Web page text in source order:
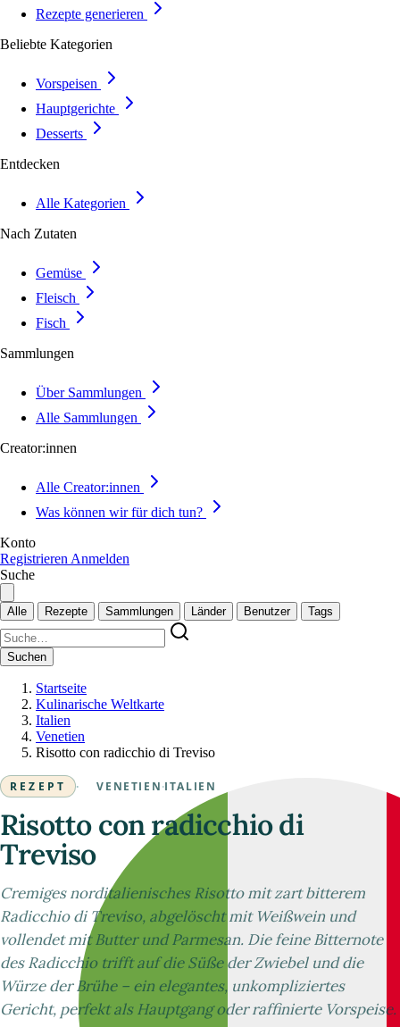
Rezepte generieren
Beliebte Kategorien
Vorspeisen
Hauptgerichte
Desserts
Entdecken
Alle Kategorien
Nach Zutaten
Gemüse
Fleisch
Fisch
Sammlungen
Über Sammlungen
Alle Sammlungen
Creator:innen
Alle Creator:innen
Was können wir für dich tun?
Konto
Registrieren Anmelden
Suche
Alle Rezepte Sammlungen Länder Benutzer Tags
Suchen
Startseite
Kulinarische Weltkarte
Italien
Venetien
Risotto con radicchio di Treviso
REZEPT · VENETIEN ·ITALIEN
Risotto con radicchio di
Treviso
Cremiges norditalienisches Risotto mit zart bitterem
Radicchio di Treviso, abgelöscht mit Weißwein und
vollendet mit Butter und Parmesan. Die feine Bitternote
des Radicchio trifft auf die Süße der Zwiebel und die
Würze der Brühe – ein elegantes, unkompliziertes
Gericht, perfekt als Hauptgang oder raffinierte Vorspeise.